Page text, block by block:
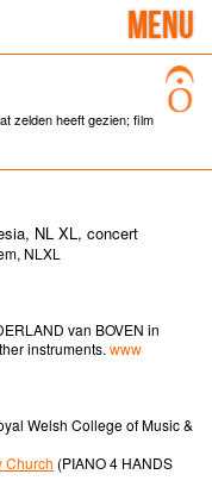
MENU
zelden heeft gezien; film
NL XL, concert
NLXL
van BOVEN in
instruments. www
Welsh College of Music &
Church (PIANO 4 HANDS